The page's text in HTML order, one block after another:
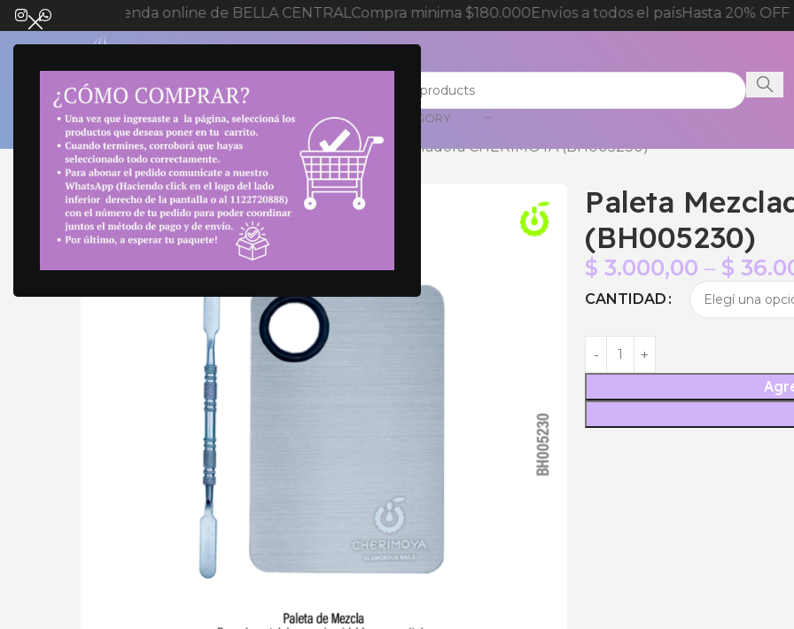
Bienvenida a tienda online de BELLA CENTRALCompra minima $180.000Envíos a todos el paísHasta 20% OFF
SELECT CATEGORY
Inicio Uñas Accesorios de Manicuria Paleta Mezcladora CHERIMOYA (BH005230)
Paleta
(BH005230)
$ 3.000,00 – $
CANTIDAD